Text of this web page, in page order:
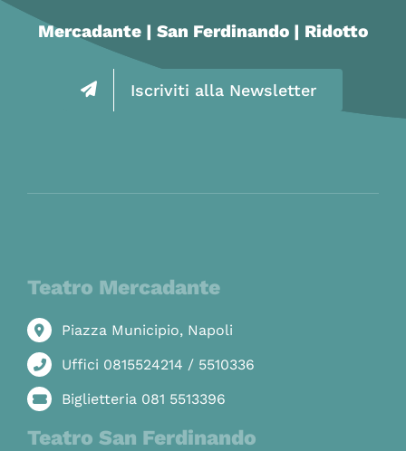
Mercadante | San Ferdinando | Ridotto
Iscriviti alla Newsletter
Teatro Mercadante
Piazza Municipio, Napoli
Uffici 0815524214 / 5510336
Biglietteria 081 5513396
Teatro San Ferdinando